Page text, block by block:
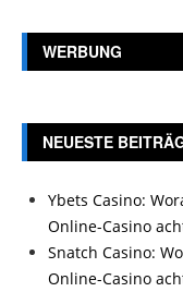
WERBUNG
NEUESTE
Ybets Casino:
Online-Casino
Snatch Casino:
Online-Casino